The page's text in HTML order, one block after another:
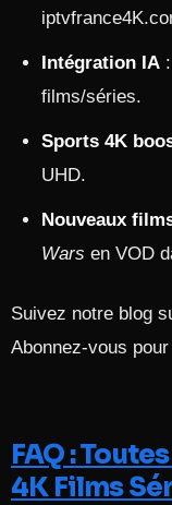
Intégration IA
films/séries.
Sports 4K
UHD.
Nouveaux
Wars en VOD
Suivez notre blog
Abonnez-vous
FAQ :
4K Films